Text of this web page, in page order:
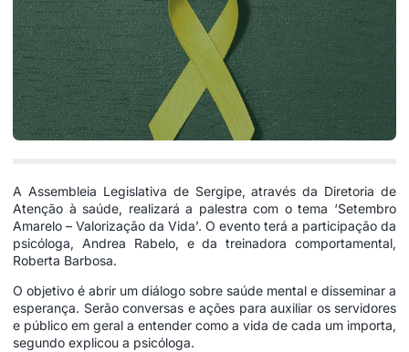
A Assembleia Legislativa de Sergipe, através da Diretoria de
Atenção à saúde, realizará a palestra com o tema ‘Setembro
Amarelo – Valorização da Vida’. O evento terá a participação da
psicóloga, Andrea Rabelo, e da treinadora comportamental,
Roberta Barbosa.
O objetivo é abrir um diálogo sobre saúde mental e disseminar a
esperança. Serão conversas e ações para auxiliar os servidores
e público em geral a entender como a vida de cada um importa,
segundo explicou a psicóloga.